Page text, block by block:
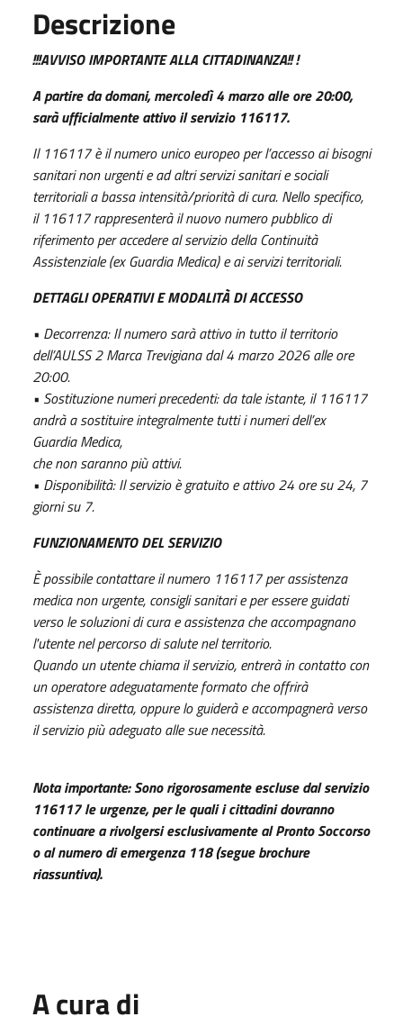
Descrizione
!!!AVVISO IMPORTANTE ALLA CITTADINANZA!! !
A partire da domani, mercoledì 4 marzo alle ore 20:00,
sarà ufficialmente attivo il servizio 116117.
Il 116117 è il numero unico europeo per l’accesso ai bisogni
sanitari non urgenti e ad altri servizi sanitari e sociali
territoriali abassa intensità/priorità di cura. Nello specifico,
il 116117 rappresenterà il nuovo numero pubblico di
riferimento per accedere alservizio della Continuità
Assistenziale (ex Guardia Medica) e ai servizi territoriali.
DETTAGLI OPERATIVI E MODALITÀ DI ACCESSO
• Decorrenza: Il numero sarà attivo in tutto il territorio
dell’AULSS 2 Marca Trevigiana dal 4 marzo 2026 alle ore
20:00.
• Sostituzione numeri precedenti: da tale istante, il 116117
andrà a sostituire integralmente tutti i numeri dell’ex
Guardia Medica,
che non saranno più attivi.
• Disponibilità: Il servizio è gratuito e attivo 24 ore su 24, 7
giorni su 7.
FUNZIONAMENTO DEL SERVIZIO
È possibile contattare il numero 116117 per assistenza
medica non urgente, consigli sanitari e per essere guidati
verso le soluzionidi cura e assistenza che accompagnano
l'utente nel percorso di salute nel territorio.
Quando un utente chiama il servizio, entrerà in contatto con
un operatore adeguatamente formato che offrirà
assistenza diretta, oppure lo guiderà e accompagnerà verso
il servizio più adeguato alle sue necessità.
Nota importante: Sono rigorosamente escluse dal servizio
116117 le urgenze, per le quali i cittadini dovranno
continuare arivolgersi esclusivamente al Pronto Soccorso
o al numero di emergenza 118 (segue brochure
riassuntiva).
A cura di